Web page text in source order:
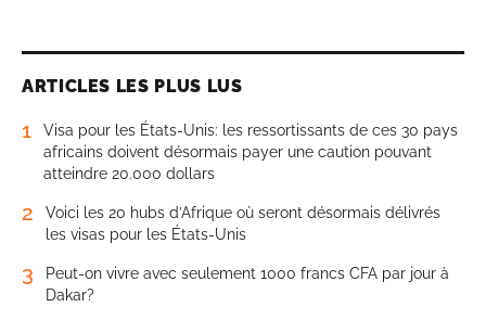
ARTICLES LES PLUS LUS
1
Visa pour les États-Unis: les ressortissants de ces 30 pays
africains doivent désormais payer une caution pouvant
atteindre 20.000 dollars
2
Voici les 20 hubs d’Afrique où seront désormais délivrés
les visas pour les États-Unis
3
Peut-on vivre avec seulement 1000 francs CFA par jour à
Dakar?